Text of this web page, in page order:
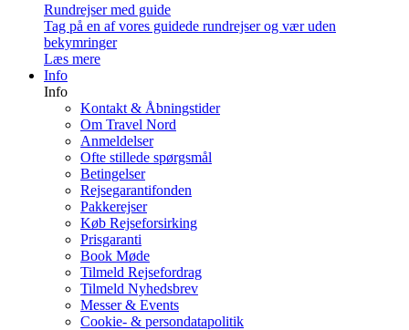
Rundrejser med guide
Tag på en af vores guidede rundrejser og vær uden
bekymringer
Læs mere
Info
Info
Kontakt & Åbningstider
Om Travel Nord
Anmeldelser
Ofte stillede spørgsmål
Betingelser
Rejsegarantifonden
Pakkerejser
Køb Rejseforsirking
Prisgaranti
Book Møde
Tilmeld Rejsefordrag
Tilmeld Nyhedsbrev
Messer & Events
Cookie- & persondatapolitik